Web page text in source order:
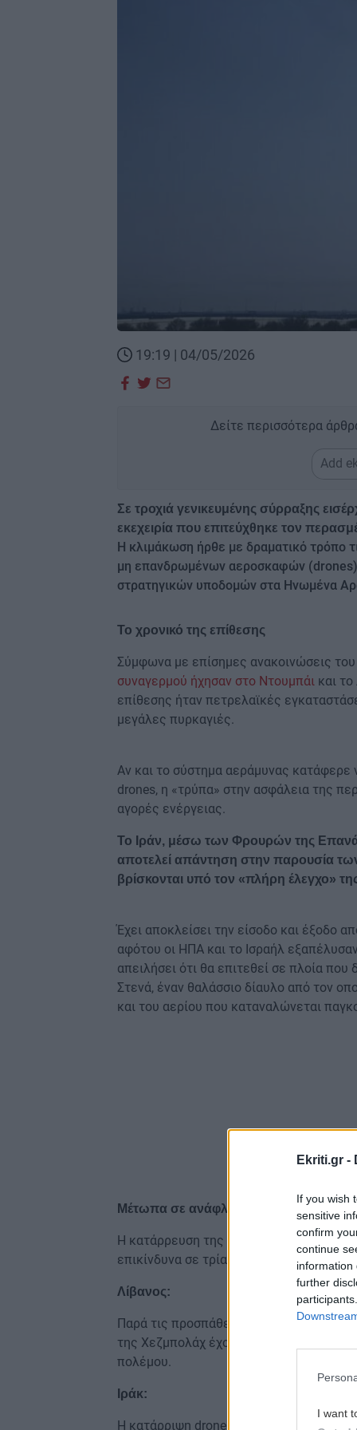
Ekriti.gr -
If you wish
sensitive
confirm
continue
information
further
I want
19:19 | 04/05/2026
Δείτε περισσότερα
Add
Σε τροχιά γενικευμένης σύρραξης
εκεχειρία που επιτεύχθηκε τον
Η κλιμάκωση ήρθε με δραματικό τρόπο
μη επανδρωμένων αεροσκαφών (drones)
στρατηγικών υποδομών στα Ηνωμένα
Το χρονικό της επίθεσης
Σύμφωνα με επίσημες ανακοινώσεις
συναγερμού ήχησαν στο Ντουμπάι και
επίθεσης ήταν πετρελαϊκές
μεγάλες πυρκαγιές.
Αν και το σύστημα αεράμυνας κατάφερε
drones, η «τρύπα» στην ασφάλεια της
αγορές ενέργειας.
Το Ιράν, μέσω των Φρουρών της
αποτελεί απάντηση στην παρουσία
βρίσκονται υπό τον «πλήρη έλεγχο»
Έχει αποκλείσει την είσοδο και έξοδο
αφότου οι ΗΠΑ και το Ισραήλ
απειλήσει ότι θα επιτεθεί σε πλοία
Στενά, έναν θαλάσσιο δίαυλο από τον
και του αερίου που καταναλώνεται
Μέτωπα σε ανάφλεξη
Η κατάρρευση της συμφωνίας δεν
επικίνδυνα σε τρία ακόμη σημεία:
Λίβανος:
Παρά τις προσπάθειες διεθνούς
της Χεζμπολάχ έχουν ενταθεί, με τις
πολέμου.
Ιράκ:
Η κατάρριψη drone κοντά στην